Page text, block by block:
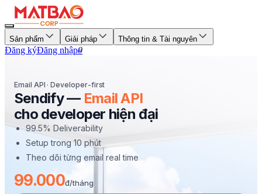
Sản phẩm Giải pháp Thông tin & Tài nguyên
Đăng kýĐăng nhập0
Email API · Developer-first
Sendify — Email API
cho developer hiện đại
99.5% Deliverability
Setup trong 10 phút
Theo dõi từng email real time
99.000đ/tháng